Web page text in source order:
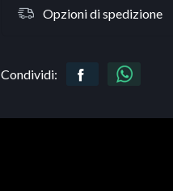
Opzioni di spedizione
Condividi: